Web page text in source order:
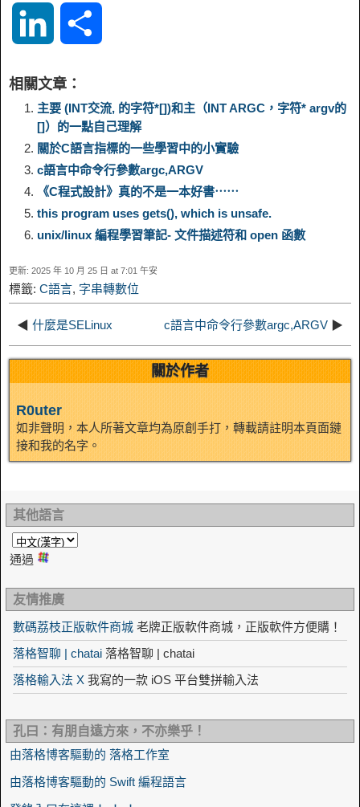
o
y
L
i
n
g
r
a
o
o o
n
k
e
d
I
a
r
e
相關文章：
主要 (INT交流, 的字符*[])和主（INT ARGC，字符* argv的
[]）的一點自己理解
關於C語言指標的一些學習中的小實驗
c語言中命令行參數argc,ARGV
《C程式設計》真的不是一本好書⋯⋯
this program uses gets(), which is unsafe.
unix/linux 編程學習筆記- 文件描述符和 open 函數
更新: 2025 年 10 月 25 日 at 7:01 午安
標籤: C語言, 字串轉數位
◀ 什麼是SELinux c語言中命令行參數argc,ARGV ▶
關於作者
R0uter
如非聲明，本人所著文章均為原創手打，轉載請註明本頁面鏈
接和我的名字。
其他語言
通過
友情推廣
數碼荔枝正版軟件商城 老牌正版軟件商城，正版軟件方便購！
落格智聊 | chatai 落格智聊 | chatai
落格輸入法 X 我寫的一款 iOS 平台雙拼輸入法
孔曰：有朋自遠方來，不亦樂乎！
由落格博客驅動的 落格工作室
由落格博客驅動的 Swift 編程語言